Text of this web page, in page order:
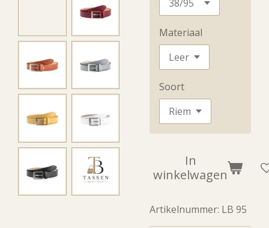
Materiaal
Soort
In
winkelwagen
Artikelnummer: LB 95